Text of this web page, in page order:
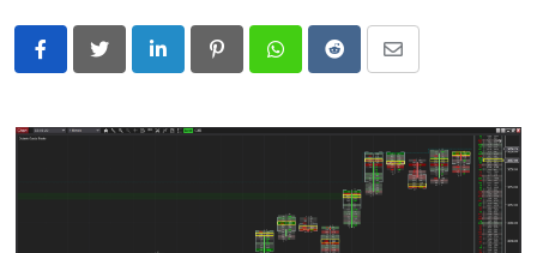
LinkedIn PinterestWhatsappRedditShare
Email